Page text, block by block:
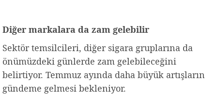
Diğer markalara da zam gelebilir
Sektör temsilcileri, diğer sigara gruplarına da
önümüzdeki günlerde zam gelebileceğini
belirtiyor. Temmuz ayında daha büyük artışların
gündeme gelmesi bekleniyor.